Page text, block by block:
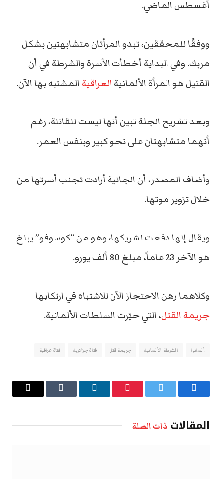
أغسطس الماضي.
ووفقًا للمحققين، تبدو المرأتان متشابهتين بشكل
مربك. وفي البداية أخطأت الأسرة والشرطة في أن
القتيل هو المرأة الألمانيةالعراقيةالمشتبه بها الآن.
وبعد تشريح الجثة تبين أنها ليست للقاتلة، رغم
أنهما متشابهتان على نحو كبير وبنفس العمر.
وأضاف المصدر، أن الجانية أرادت تجنب أسرتها من
خلال تزوير موتها.
ويقال إنها دفعت لشريكها، وهو من “كوسوفو” يبلغ
هو الآخر 23 عاماً، مبلغ 80 ألف يورو.
وكلاهما رهن الاحتجاز الآن للاشتباه في ارتكابها
جريمة القتل، التي حيّرت السلطات الألمانية.
ألمانيا الشرطة الألمانية جريمة قتل فتاة جزائرية فتاة عراقية
فيسبوك تويتر بينتيريستلينكدإن Tumblr
البريد
المقالات ذات الصلة